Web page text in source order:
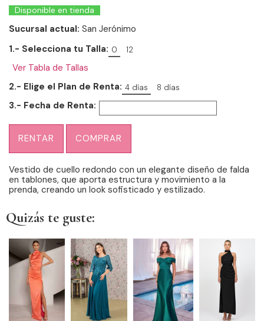
Disponible en tienda
Sucursal actual: San Jerónimo
1.- Selecciona tu Talla: 0 12
Ver Tabla de Tallas
2.- Elige el Plan de Renta: 4 días 8 días
3.- Fecha de Renta:
RENTAR COMPRAR
Vestido de cuello redondo con un elegante diseño de falda
en tablones, que aporta estructura y movimiento a la
prenda, creando un look sofisticado y estilizado.
Quizás te guste: